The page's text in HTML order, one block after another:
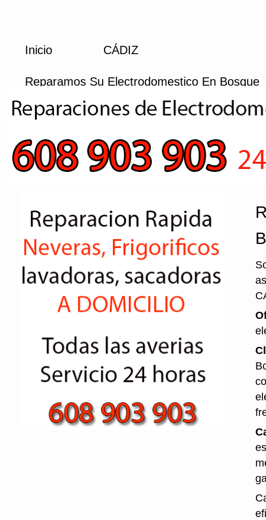
Inicio CÁDIZ
Reparamos Su Electrodomestico En Bosque